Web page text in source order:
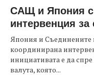
САЩ и Япония с
интервенция за
Япония и Съединените
координирана
инициативата е да
валута, която...